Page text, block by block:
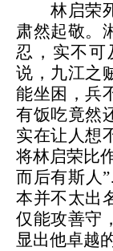
林启荣
肃然起敬。
忍，实不可
说，九江之
能坐困，兵
有饭吃竟然
实在让人想
将林启荣比
而后有斯人
本并不太出
仅能攻善守
显出他卓越